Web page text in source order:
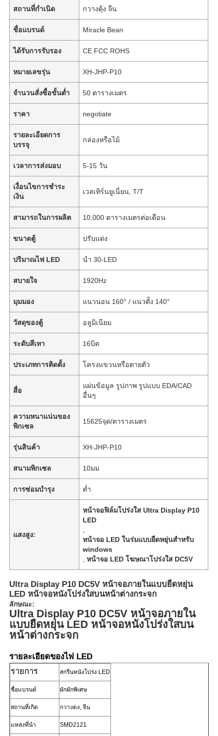
บ้าน
สินค้า
เกี่ยวกับเรา
สถานที่กำเนิด กวางตุ้ง จีน
ชื่อแบรนด์ Miracle Bean
ได้รับการรับรอง CE FCC ROHS
หมายเลขรุ่น XH-JHP-P10
จำนวนสั่งซื้อขั้นต่ำ 50 ตารางเมตร
ราคา negotiate
รายละเอียดการ
บรรจุ
กล่องหรือไม้
เวลาการส่งมอบ 5-15 วัน
เงื่อนไขการชำระ
เงิน
เวสเทิร์นยูเนี่ยน, T/T
สามารถในการผลิต 10,000 ตารางเมตรต่อเดือน
ขนาดตู้ ปรับแต่ง
ปริมาณไฟ LED นำ 30-LED
สบายใจ 1920Hz
มุมมอง แนวนอน 160° / แนวตั้ง 140°
วัสดุของตู้ อลูมิเนียม
ระดับสีเทา 16บิต
ประเภทการติดตั้ง โครงแขวนหรือตายตัว
สื่อ
แผ่นข้อมูล รูปภาพ รูปแบบ EDA/CAD
อื่นๆ
ความหนาแน่นของ
พิกเซล
15625จุด/ตารางเมตร
รุ่นสินค้า XH-JHP-P10
สนามพิกเซล 10มม
การซ่อมบำรุง ต่ำ
แสงสูง:
หน้าจอฟิล์มโปร่งใส Ultra Display P10
LED
หน้าจอ LED ในร่มแบบยืดหยุ่นสำหรับ
windows
,หน้าจอ LED โฆษณาโปร่งใส DC5V
Ultra Display P10 DC5V หน้าจอภายในแบบยืดหยุ่น
LED หน้าจอหนังโปร่งใสบนหน้าต่างกระจก
ลักษณะ:
Ultra Display P10 DC5V หน้าจอภายใน
แบบยืดหยุ่น LED หน้าจอหนังโปร่งใสบน
หน้าต่างกระจก
รายละเอียดของไฟ LED
รายการ
สกรีนหนังโปร่ง LED
ชื่อแบรนด์ ผักผักพิเศษ
สถานที่เกิด กวางดง, จีน
แหล่งที่นํา SMD2121